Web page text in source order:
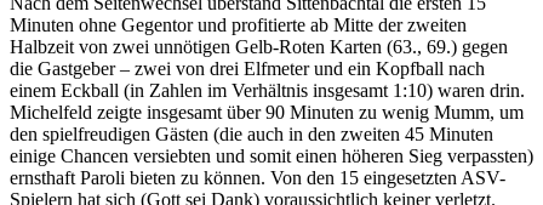
Minuten ohne Gegentor und profitierte ab Mitte der zweiten
Halbzeit von zwei unnötigen Gelb-Roten Karten (63., 69.) gegen
die Gastgeber – zwei von drei Elfmeter und ein Kopfball nach
einem Eckball (in Zahlen im Verhältnis insgesamt 1:10) waren drin.
Michelfeld zeigte insgesamt über 90 Minuten zu wenig Mumm, um
den spielfreudigen Gästen (die auch in den zweiten 45 Minuten
einige Chancen versiebten und somit einen höheren Sieg verpassten)
ernsthaft Paroli bieten zu können. Von den 15 eingesetzten ASV-
Spielern hat sich (Gott sei Dank) voraussichtlich keiner verletzt.